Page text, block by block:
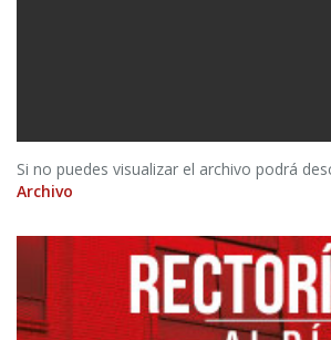
Si no puedes visualizar el archivo podrá
Archivo